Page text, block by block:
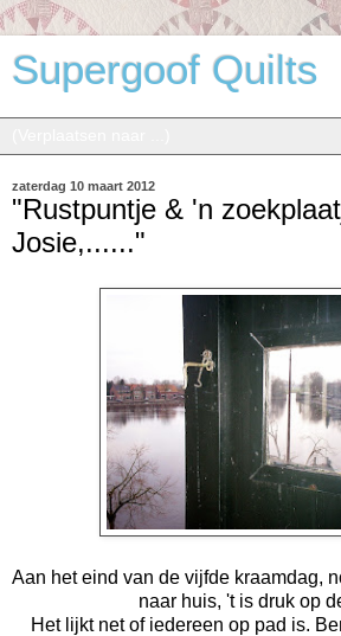
Supergoof Quilts
zaterdag 10 maart 2012
"Rustpuntje & 'n
Josie,......"
Aan het eind van de vijfde kraamdag,
naar huis, 't is druk op
Het lijkt net of iedereen op pad is.